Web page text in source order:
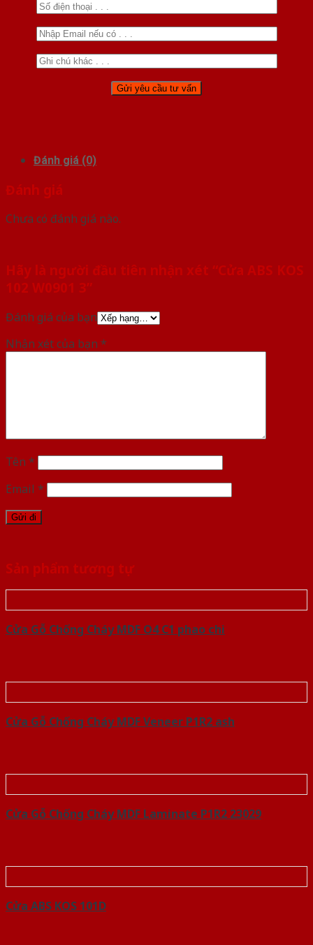
Đánh giá (0)
Đánh giá
Chưa có đánh giá nào.
Hãy là người đầu tiên nhận xét “Cửa ABS KOS
102 W0901 3”
Đánh giá của bạn
Nhận xét của bạn *
Tên *
Email *
Sản phẩm tương tự
Cửa Gỗ Chống Cháy MDF O4 C1 phao chi
Cửa Gỗ Chống Cháy MDF Veneer P1R2 ash
Cửa Gỗ Chống Cháy MDF Laminate P1R2 23029
Cửa ABS KOS 101D